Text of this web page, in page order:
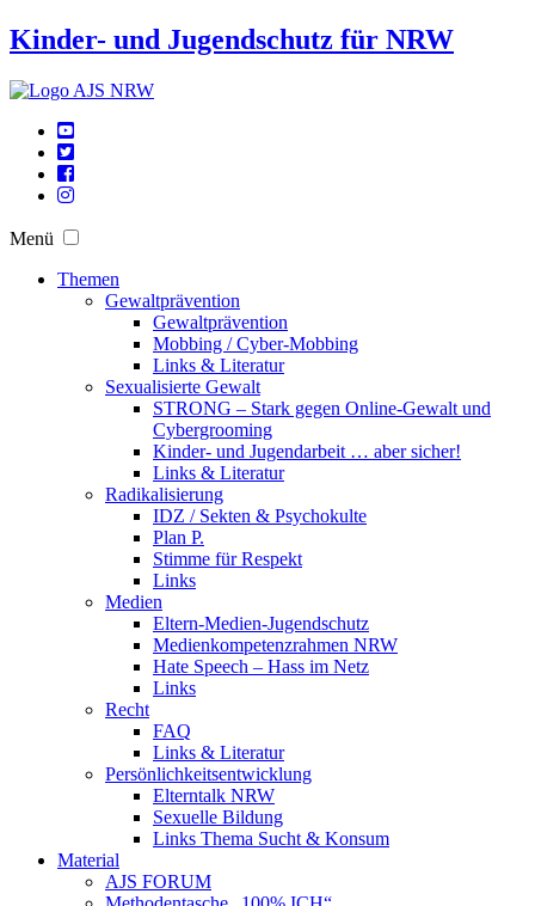
Kinder- und Jugendschutz für NRW
Menü
Themen
Gewaltprävention
Gewaltprävention
Mobbing / Cyber-Mobbing
Links & Literatur
Sexualisierte Gewalt
STRONG – Stark gegen Online-Gewalt und
Cybergrooming
Kinder- und Jugendarbeit … aber sicher!
Links & Literatur
Radikalisierung
IDZ / Sekten & Psychokulte
Plan P.
Stimme für Respekt
Links
Medien
Eltern-Medien-Jugendschutz
Medienkompetenzrahmen NRW
Hate Speech – Hass im Netz
Links
Recht
FAQ
Links & Literatur
Persönlichkeitsentwicklung
Elterntalk NRW
Sexuelle Bildung
Links Thema Sucht & Konsum
Material
AJS FORUM